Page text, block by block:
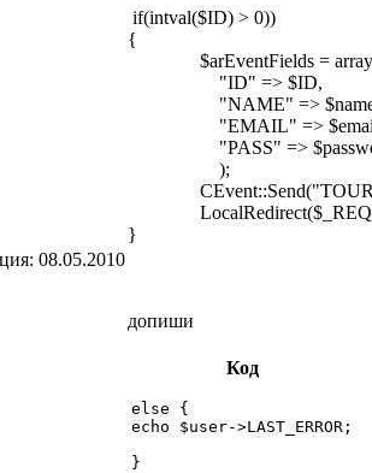
08.05.2010
if(intval($ID) > 0))
{
$arEventFields =
"ID" => $ID,
"NAME" =>
"EMAIL" =>
"PASS" =>
);
}
допиши
Код
else {
echo $user->LAST_ERROR;
}